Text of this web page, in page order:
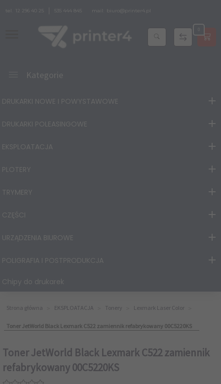
tel. 12 296 40 25 535 444 845 mail: biuro@printer4.pl
Kategorie
DRUKARKI NOWE I POWYSTAWOWE
DRUKARKI POLEASINGOWE
EKSPLOATACJA
PLOTERY
TRYMERY
CZĘŚCI
URZĄDZENIA BIUROWE
POLIGRAFIA I POSTPRODUKCJA
Chipy do drukarek
Strona główna EKSPLOATACJA Tonery Lexmark Laser Color
Toner JetWorld Black Lexmark C522 zamiennik refabrykowany 00C5220KS
Toner JetWorld Black Lexmark C522 zamiennik
refabrykowany 00C5220KS